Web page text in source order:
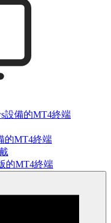
設備的MT4終端
的MT4終端
的MT4終端